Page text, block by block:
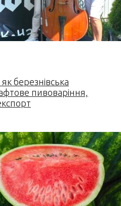
березнівська
пивоваріння,